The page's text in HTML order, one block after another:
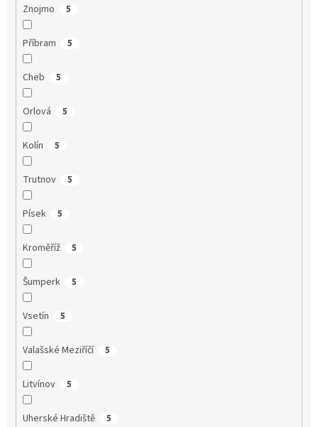
Znojmo 5
Příbram 5
Cheb 5
Orlová 5
Kolín 5
Trutnov 5
Písek 5
Kroměříž 5
Šumperk 5
Vsetín 5
Valašské Meziříčí 5
Litvínov 5
Uherské Hradiště 5